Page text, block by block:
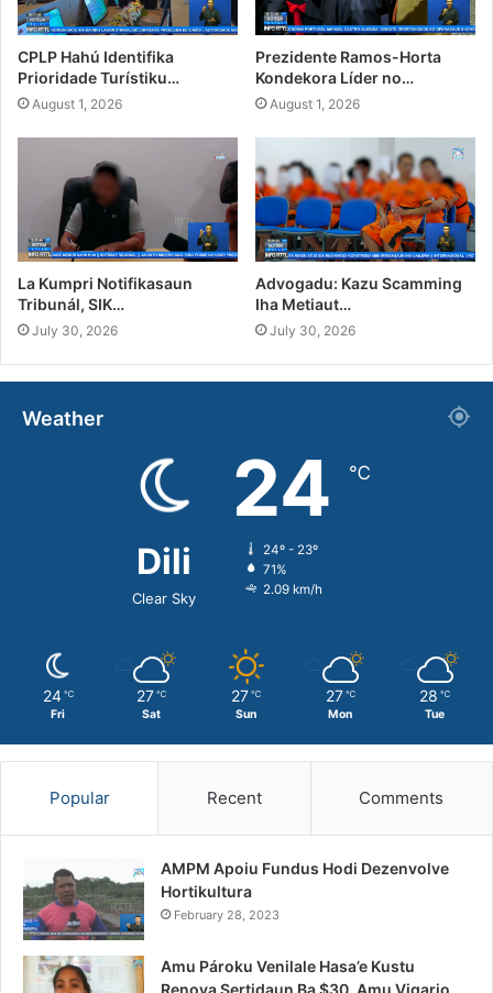
CPLP Hahú Identifika
Prioridade Turístiku…
August 1, 2026
Prezidente Ramos-Horta
Kondekora Líder no…
August 1, 2026
La Kumpri Notifikasaun
Tribunál, SIK…
July 30, 2026
Advogadu: Kazu Scamming
Iha Metiaut…
July 30, 2026
Weather
Dili
Clear Sky
24 ℃
24º - 23º
71%
2.09 km/h
24 ℃
Fri
27 ℃
Sat
27 ℃
Sun
27 ℃
Mon
28 ℃
Tue
Popular Recent Comments
AMPM Apoiu Fundus Hodi Dezenvolve
Hortikultura
February 28, 2023
Amu Pároku Venilale Hasa’e Kustu
Renova Sertidaun Ba $30, Amu Vigario